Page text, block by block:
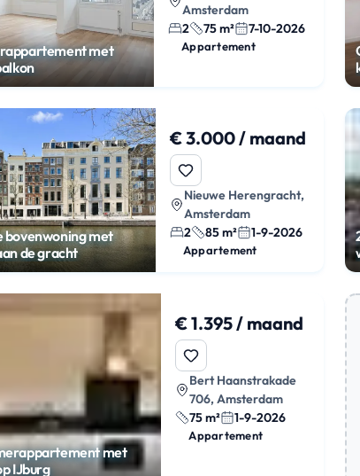
met
Amsterdam
2
75 m² 7-10-2026
Appartement
bovenwoning met
de gracht
€ 3.000 / maand
Nieuwe Herengracht,
Amsterdam
2
85 m² 1-9-2026
Appartement
met
IJburg
€ 1.395 / maand
Bert Haanstrakade
706, Amsterdam
75 m²
1-9-2026
Appartement